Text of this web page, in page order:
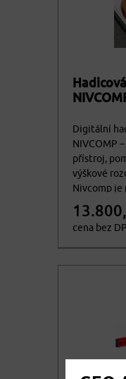
Digitální
NIVCOMP
přístroj,
výškové
Nivcomp je
cena bez